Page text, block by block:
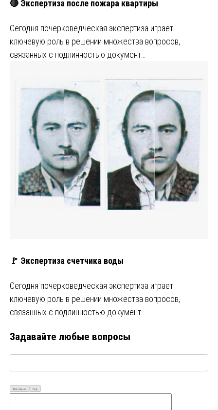
🔴 Экспертиза после пожара квартиры
Сегодня почерковедческая экспертиза играет
ключевую роль в решении множества вопросов,
связанных с подлинностью документ…
🚩 Экспертиза счетчика воды
Сегодня почерковедческая экспертиза играет
ключевую роль в решении множества вопросов,
связанных с подлинностью документ…
Задавайте любые вопросы
Визуально Код